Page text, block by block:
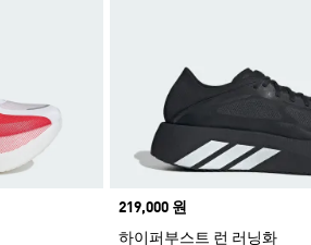
Price
219,000 원
하이퍼부스트 런 러닝화